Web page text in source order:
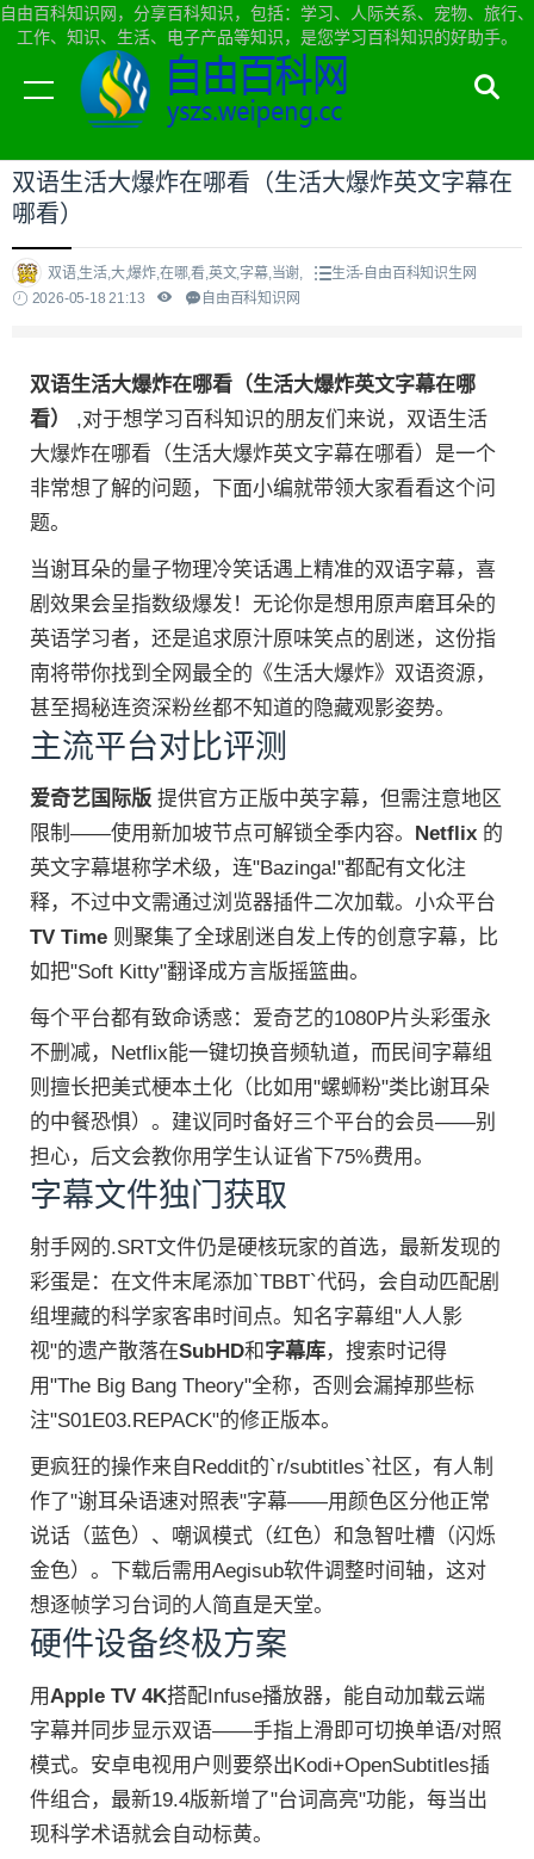
自由百科知识网，分享百科知识，包括：学习、人际关系、宠物、旅行、
工作、知识、生活、电子产品等知识，是您学习百科知识的好助手。
当前位置：自由百科知识网首页>生活
双语生活大爆炸在哪看（生活大爆炸英文字幕在
哪看）
双语,生活,大,爆炸,在哪,看,英文,字幕,当谢,
生活-自由百科知识生网
2026-05-18 21:13
自由百科知识网
双语生活大爆炸在哪看（生活大爆炸英文字幕在哪
看） ,对于想学习百科知识的朋友们来说，双语生活
大爆炸在哪看（生活大爆炸英文字幕在哪看）是一个
非常想了解的问题，下面小编就带领大家看看这个问
题。
当谢耳朵的量子物理冷笑话遇上精准的双语字幕，喜
剧效果会呈指数级爆发！无论你是想用原声磨耳朵的
英语学习者，还是追求原汁原味笑点的剧迷，这份指
南将带你找到全网最全的《生活大爆炸》双语资源，
甚至揭秘连资深粉丝都不知道的隐藏观影姿势。
主流平台对比评测
爱奇艺国际版 提供官方正版中英字幕，但需注意地区
限制——使用新加坡节点可解锁全季内容。 Netflix 的
英文字幕堪称学术级，连"Bazinga!"都配有文化注
释，不过中文需通过浏览器插件二次加载。小众平台
TV Time 则聚集了全球剧迷自发上传的创意字幕，比
如把"Soft Kitty"翻译成方言版摇篮曲。
每个平台都有致命诱惑：爱奇艺的1080P片头彩蛋永
不删减，Netflix能一键切换音频轨道，而民间字幕组
则擅长把美式梗本土化（比如用"螺蛳粉"类比谢耳朵
的中餐恐惧）。建议同时备好三个平台的会员——别
担心，后文会教你用学生认证省下75%费用。
字幕文件独门获取
射手网的.SRT文件仍是硬核玩家的首选，最新发现的
彩蛋是：在文件末尾添加`TBBT`代码，会自动匹配剧
组埋藏的科学家客串时间点。知名字幕组"人人影
视"的遗产散落在SubHD和 字幕库，搜索时记得
用"The Big Bang Theory"全称，否则会漏掉那些标
注"S01E03.REPACK"的修正版本。
更疯狂的操作来自Reddit的`r/subtitles`社区，有人制
作了"谢耳朵语速对照表"字幕——用颜色区分他正常
说话（蓝色）、嘲讽模式（红色）和急智吐槽（闪烁
金色）。下载后需用Aegisub软件调整时间轴，这对
想逐帧学习台词的人简直是天堂。
硬件设备终极方案
用Apple TV 4K搭配Infuse播放器，能自动加载云端
字幕并同步显示双语——手指上滑即可切换单语/对照
模式。安卓电视用户则要祭出Kodi+OpenSubtitles插
件组合，最新19.4版新增了"台词高亮"功能，每当出
现科学术语就会自动标黄。